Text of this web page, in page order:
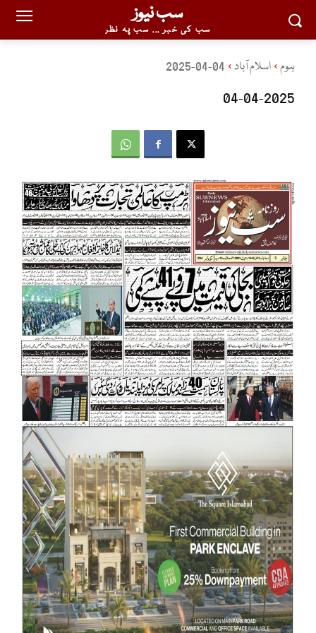
سب نیوز
سب کی خبر ... سب پہ نظر
ہوم اسلام آباد 04-04-2025
04-04-2025